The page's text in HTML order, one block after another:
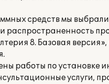
средств мы
распространенность
8. Базовая
работы по установке
услуги,